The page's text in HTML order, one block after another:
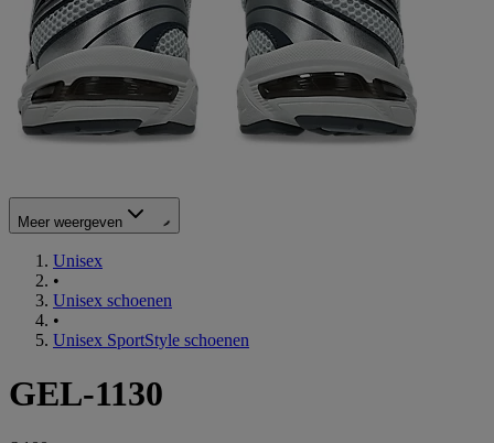
Meer weergeven
Unisex
•
Unisex schoenen
•
Unisex SportStyle schoenen
GEL-1130